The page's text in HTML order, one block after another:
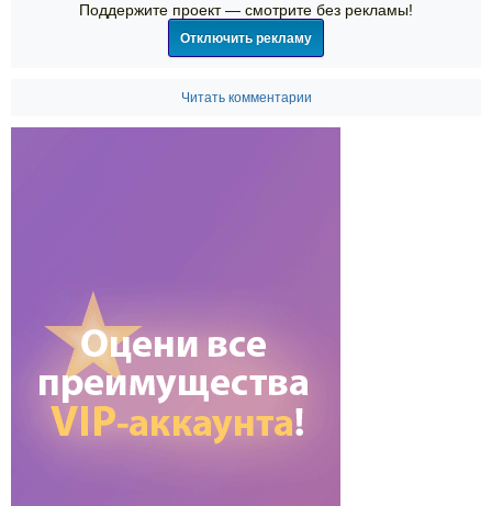
Поддержите проект — смотрите без рекламы!
Отключить рекламу
Читать комментарии